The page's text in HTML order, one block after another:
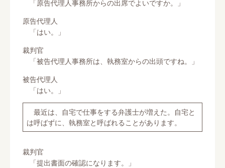
「原告代理人事務所からの出席でよいですか。」
原告代理人
「はい。」
裁判官
「被告代理人事務所は、執務室からの出頭ですね。」
被告代理人
「はい。」
最近は、自宅で仕事をする弁護士が増えた。自宅と
は呼ばずに、執務室と呼ばれることがあります。
裁判官
「提出書面の確認になります。」